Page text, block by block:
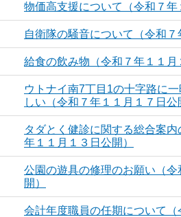
物価高支援について（令和７年
自衛隊の騒音について（令和７
給食の飲み物（令和７年１１月
ウトナイ南7丁目1の十字路に
しい（令和７年１１月１７日公
タダとく健診に関する総合案
年１１月１３日公開）
公園の遊具の修理のお願い（
開）
会計年度職員の任期について